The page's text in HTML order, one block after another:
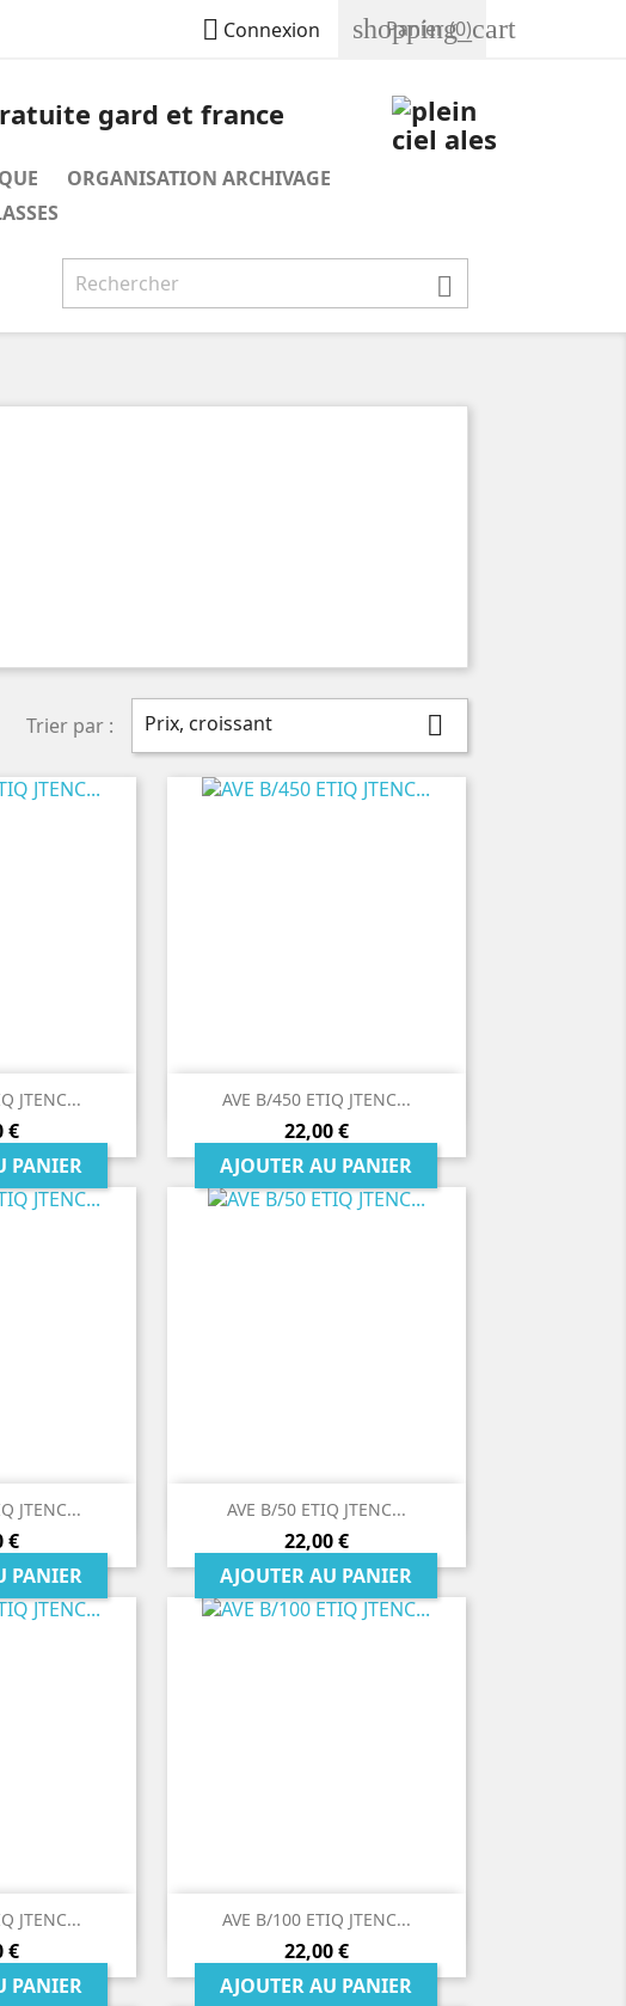
 Connexion shopping_cart
Panier(0)
ORGANISATION ARCHIVAGE

Trier par : Prix, croissant 
JTENC...
€
PANIER
rapide AVE B/450 ETIQ JTENC...
Prix
22,00 €
AJOUTER AU PANIER
 Aperçu rapide
JTENC...
€
PANIER
rapide AVE B/50 ETIQ JTENC...
Prix
22,00 €
AJOUTER AU PANIER
 Aperçu rapide
JTENC...
€
PANIER
rapide AVE B/100 ETIQ JTENC...
Prix
22,00 €
AJOUTER AU PANIER
 Aperçu rapide